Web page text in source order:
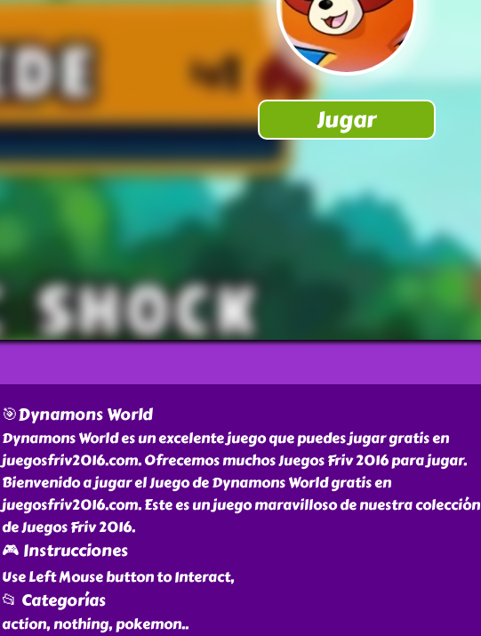
🎯Dynamons World
Dynamons World es un excelente juego que puedes jugar gratis en
juegosfriv2016.com. Ofrecemos muchos Juegos Friv 2016 para jugar.
Bienvenido a jugar el Juego de Dynamons World gratis en
juegosfriv2016.com. Este es un juego maravilloso de nuestra colección
de Juegos Friv 2016.
🎮 Instrucciones
Use Left Mouse button to Interact,
📂 Categorías
action, nothing, pokemon..